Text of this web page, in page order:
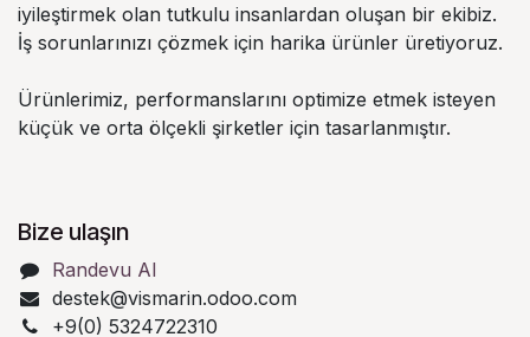
iyileştirmek olan tutkulu insanlardan oluşan bir ekibiz.
İş sorunlarınızı çözmek için harika ürünler üretiyoruz.
Ürünlerimiz, performanslarını optimize etmek isteyen
küçük ve orta ölçekli şirketler için tasarlanmıştır.
Bize ulaşın
Randevu Al
destek@vismarin.odoo.com
+9(0) 5324722310